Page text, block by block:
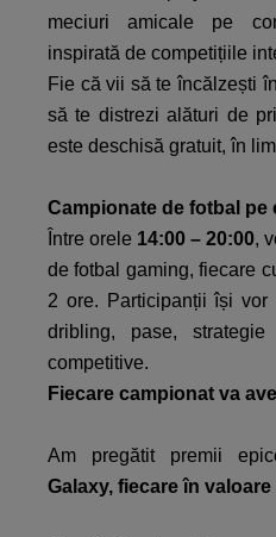
meciuri amicale pe
inspirată de competițiile
Fie că vii să te încălzești
să te distrezi alături de
este deschisă gratuit, în
Campionate de fotbal pe
Între orele 14:00 – 20:00,
de fotbal gaming, fiecare
2 ore. Participanții își vor
dribling, pase,
competitive.​
Fiecare campionat va
Am pregătit premii
Galaxy, fiecare în valoare